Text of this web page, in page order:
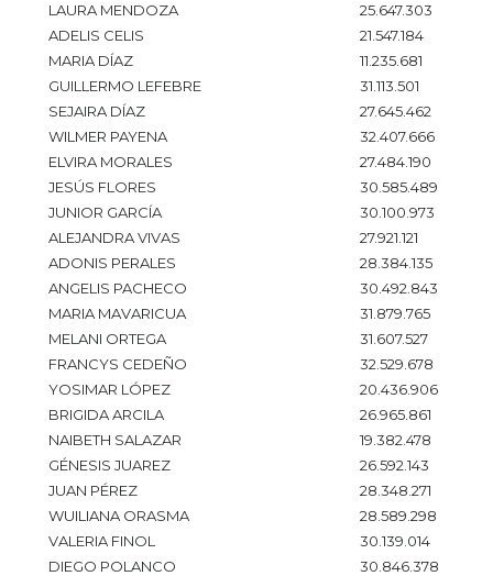
LAURA MENDOZA
25.647.303
ADELIS CELIS
21.547.184
MARIA DÍAZ
11.235.681
GUILLERMO LEFEBRE
31.113.501
SEJAIRA DÍAZ
27.645.462
WILMER PAYENA
32.407.666
ELVIRA MORALES
27.484.190
JESÚS FLORES
30.585.489
JUNIOR GARCÍA
30.100.973
ALEJANDRA VIVAS
27.921.121
ADONIS PERALES
28.384.135
ANGELIS PACHECO
30.492.843
MARIA MAVARICUA
31.879.765
MELANI ORTEGA
31.607.527
FRANCYS CEDEÑO
32.529.678
YOSIMAR LÓPEZ
20.436.906
BRIGIDA ARCILA
26.965.861
NAIBETH SALAZAR
19.382.478
GÉNESIS JUAREZ
26.592.143
JUAN PÉREZ
28.348.271
WUILIANA ORASMA
28.589.298
VALERIA FINOL
30.139.014
DIEGO POLANCO
30.846.378